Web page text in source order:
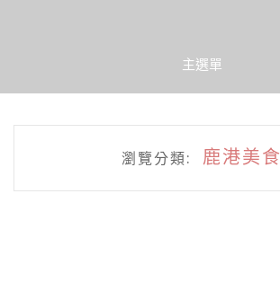
主選單
瀏覽分類: 鹿港美食